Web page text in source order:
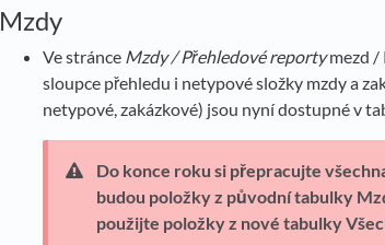
Mzdy
Ve stránce Mzdy / Přehledové reportymezd /
sloupce přehledu i netypové složky mzdy a
netypové, zakázkové) jsou nyní dostupné v
Do konce roku si přepracujte
budou položky z původní tabulky
použijte položky z nové tabulky